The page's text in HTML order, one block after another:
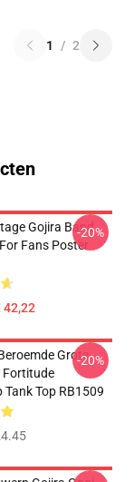
1 / 2
Gojira Band
Fans Poster
42,22
-20%
Grote
Fortitude
Top RB1509
-20%